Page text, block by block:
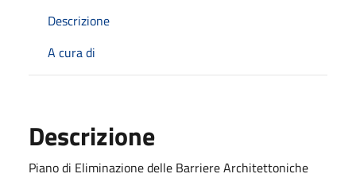
Descrizione
A cura di
Descrizione
Piano di Eliminazione delle Barriere Architettoniche